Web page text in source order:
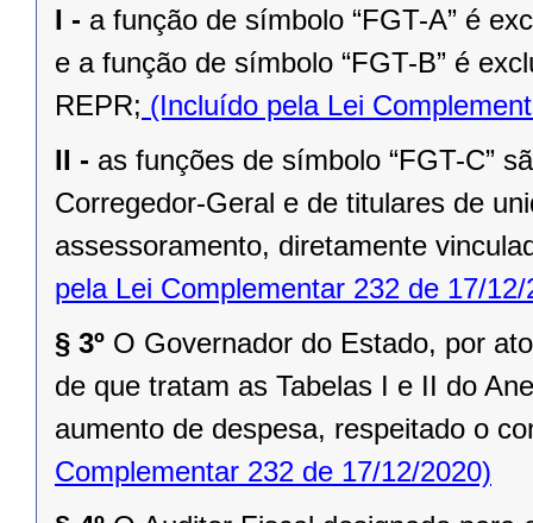
I - a função de símbolo “FGT-A” é
e a função de símbolo “FGT-B” é
REPR; (Incluído pela Lei
II - as funções de símbolo “FGT-C”
Corregedor-Geral e de titulares de
assessoramento, diretamente
pela Lei Complementar 232 de 17/12/
§ 3º O Governador do Estado, por
de que tratam as Tabelas I e II do
aumento de despesa, respeitado o
Complementar 232 de 17/12/2020)